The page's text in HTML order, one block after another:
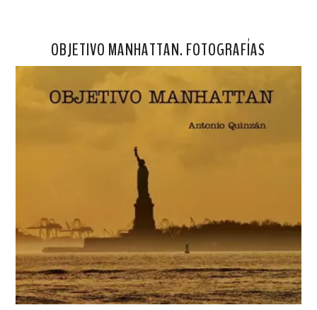
OBJETIVO MANHATTAN. FOTOGRAFÍAS